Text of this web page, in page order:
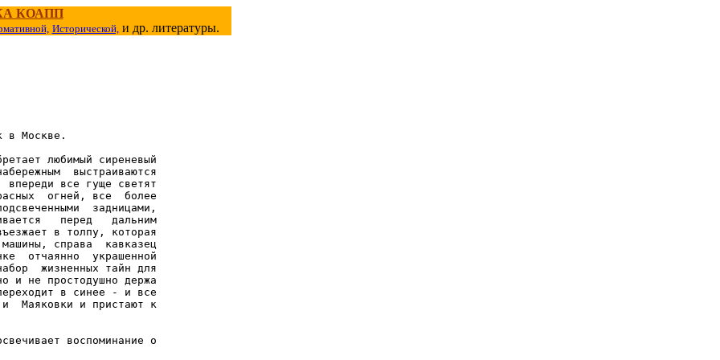
КОАПП
Исторической, и др. литературы.